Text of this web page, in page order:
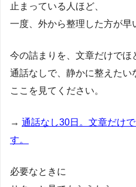
止まっている人ほど、
一度、外から整理した方が早
今の詰まりを、文章だけでほ
通話なしで、静かに整えた
ここを見てください。
→ 通話なし30日。文章だけ
す。
必要なときに